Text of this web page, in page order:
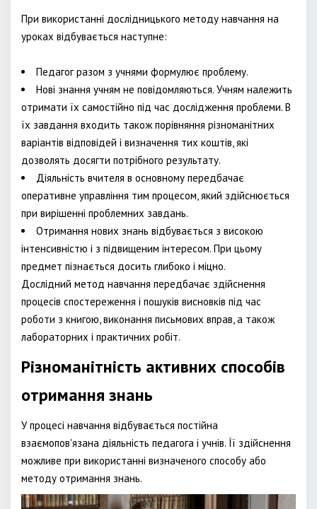
При використанні дослідницького методу навчання на
уроках відбувається наступне:
Педагог разом з учнями формулює проблему.
Нові знання учням не повідомляються. Учням належить
отримати їх самостійно під час дослідження проблеми. В
їх завдання входить також порівняння різноманітних
варіантів відповідей і визначення тих коштів, які
дозволять досягти потрібного результату.
Діяльність вчителя в основному передбачає
оперативне управління тим процесом, який здійснюється
при вирішенні проблемних завдань.
Отримання нових знань відбувається з високою
інтенсивністю і з підвищеним інтересом. При цьому
предмет пізнається досить глибоко і міцно.
Дослідний метод навчання передбачає здійснення
процесів спостереження і пошуків висновків під час
роботи з книгою, виконання письмових вправ, а також
лабораторних і практичних робіт.
Різноманітність активних способів
отримання знань
У процесі навчання відбувається постійна
взаємопов'язана діяльність педагога і учнів. Її здійснення
можливе при використанні визначеного способу або
методу отримання знань.